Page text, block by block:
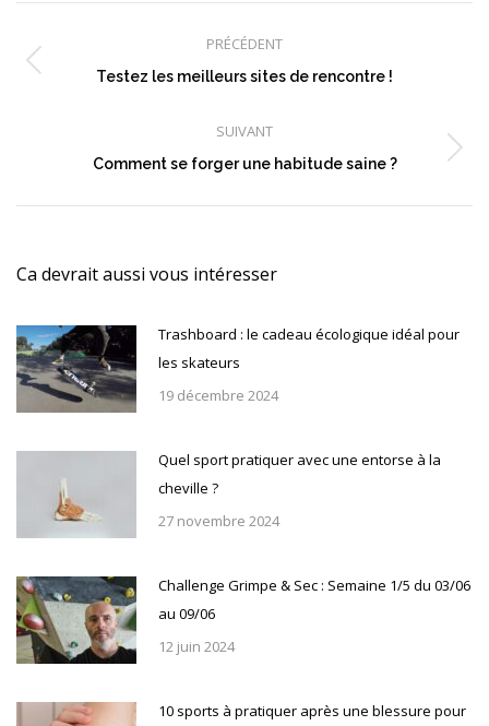
article
PRÉCÉDENT
Article
:
Testez les meilleurs sites de rencontre !
SUIVANT
Article
Comment se forger une habitude saine ?
Ca devrait aussi vous intéresser
Trashboard : le cadeau écologique idéal pour
les skateurs
19 décembre 2024
Quel sport pratiquer avec une entorse à la
cheville ?
27 novembre 2024
Challenge Grimpe & Sec : Semaine 1/5 du 03/06
au 09/06
12 juin 2024
10 sports à pratiquer après une blessure pour